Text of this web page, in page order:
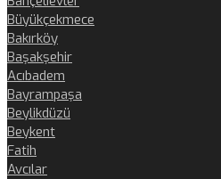
Büyükçekmece
Bakırköy
Başakşehir
Acıbadem
Bayrampaşa
Beylikdüzü
Beykent
Fatih
Avcılar